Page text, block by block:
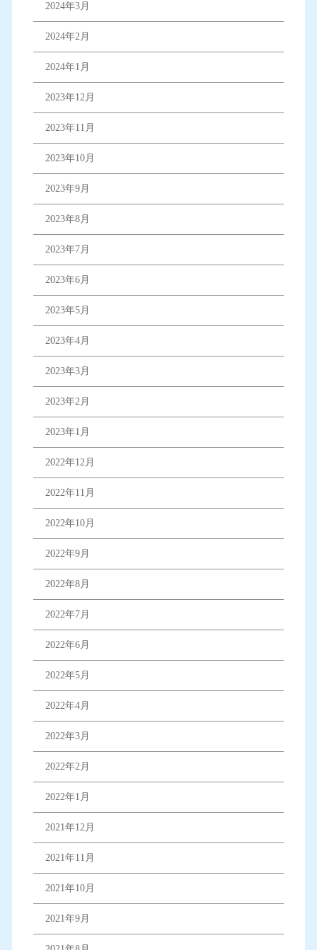
2024年3月
2024年2月
2024年1月
2023年12月
2023年11月
2023年10月
2023年9月
2023年8月
2023年7月
2023年6月
2023年5月
2023年4月
2023年3月
2023年2月
2023年1月
2022年12月
2022年11月
2022年10月
2022年9月
2022年8月
2022年7月
2022年6月
2022年5月
2022年4月
2022年3月
2022年2月
2022年1月
2021年12月
2021年11月
2021年10月
2021年9月